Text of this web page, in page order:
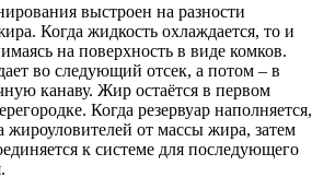
выстроен на разности
Когда жидкость охлаждается, то и
на поверхность в виде комков.
во следующий отсек, а потом – в
канаву. Жир остаётся в первом
Когда резервуар наполняется,
жироуловителей от массы жира, затем
к системе для последующего